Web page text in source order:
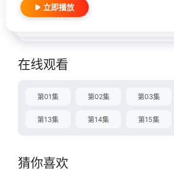
立即播放
在线观看
第01集 第02集 第03集
第13集 第14集 第15集
猜你喜欢